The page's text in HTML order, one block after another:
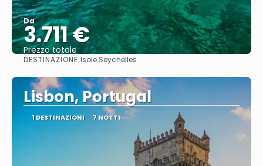
Da
3.711 €
Prezzo totale
Vedere
DESTINAZIONE:Isole Seychelles
Lisbon, Portugal
1 DESTINAZIONI 7 NOTTI